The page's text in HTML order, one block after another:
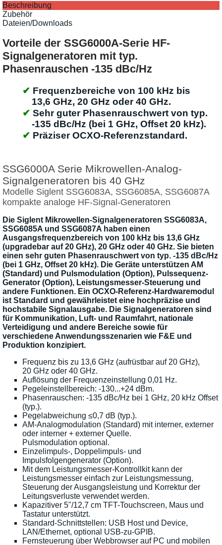
Beschreibung
Zubehör
Dateien/Downloads
Vorteile der SSG6000A-Serie HF-
Signalgeneratoren mit typ.
Phasenrauschen -135 dBc/Hz
Frequenzbereiche von 100 kHz bis
13,6 GHz, 20 GHz oder 40 GHz.
Sehr guter Phasenrauschwert von typ.
-135 dBc/Hz (bei 1 GHz, Offset 20 kHz).
Präziser OCXO-Referenzstandard.
SSG6000A Serie Mikrowellen-Analog-
Signalgeneratoren bis 40 GHz
Modelle Siglent SSG6083A, SSG6085A, SSG6087A
kompakte analoge HF-Signal-Generatoren
Die Siglent Mikrowellen-Signalgeneratoren SSG6083A,
SSG6085A und SSG6087A haben einen
Ausgangsfrequenzbereich von 100 kHz bis 13,6 GHz
(upgradebar auf 20 GHz), 20 GHz oder 40 GHz. Sie bieten
einen sehr guten Phasenrauschwert von typ. -135 dBc/Hz
(bei 1 GHz, Offset 20 kHz). Die Geräte unterstützen AM
(Standard) und Pulsmodulation (Option), Pulssequenz-
Generator (Option), Leistungsmesser-Steuerung und
andere Funktionen. Ein OCXO-Referenz-Hardwaremodul
ist Standard und gewährleistet eine hochpräzise und
hochstabile Signalausgabe. Die Signalgeneratoren sind
für Kommunikation, Luft- und Raumfahrt, nationale
Verteidigung und andere Bereiche sowie für
verschiedene Anwendungsszenarien wie F&E und
Produktion konzipiert.
Frequenz bis zu 13,6 GHz (aufrüstbar auf 20 GHz),
20 GHz oder 40 GHz.
Auflösung der Frequenzeinstellung 0,01 Hz.
Pegeleinstellbereich: -130...+24 dBm.
Phasenrauschen: -135 dBc/Hz bei 1 GHz, 20 kHz Offset
(typ.).
Pegelabweichung ≤0,7 dB (typ.).
AM-Analogmodulation (Standard) mit interner, externer
oder interner + externer Quelle.
Pulsmodulation optional.
Einzelimpuls-, Doppelimpuls- und
Impulsfolgengenerator (Option).
Mit dem Leistungsmesser-Kontrollkit kann der
Leistungsmesser einfach zur Leistungsmessung,
Steuerung der Ausgangsleistung und Korrektur der
Leitungsverluste verwendet werden.
Kapazitiver 5"/12,7 cm TFT-Touchscreen, Maus und
Tastatur unterstützt.
Standard-Schnittstellen: USB Host und Device,
LAN/Ethernet, optional USB-zu-GPIB.
Fernsteuerung über Webbrowser auf PC und mobilen